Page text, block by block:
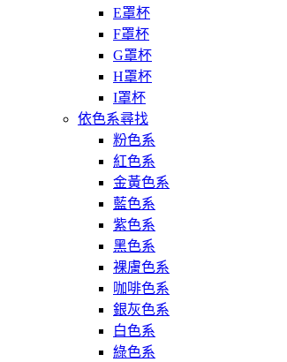
E罩杯
F罩杯
G罩杯
H罩杯
I罩杯
依色系尋找
粉色系
紅色系
金黃色系
藍色系
紫色系
黑色系
裸膚色系
咖啡色系
銀灰色系
白色系
綠色系